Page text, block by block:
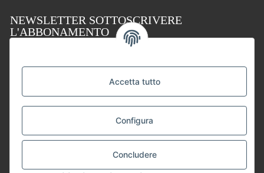
NEWSLETTER SOTTOSCRIVERE
L'ABBONAMENTO
In conformità con la vostra dichiarazione sulla
protezione dei dati
regolarmente informazioni sulla vostra gamma di prodotti tramite e-mail e revocabili in
qualsiasi momento.
SOTTOSCRIVERE L'ABBONAMENTO
Accetta tutto
Configura
Concludere